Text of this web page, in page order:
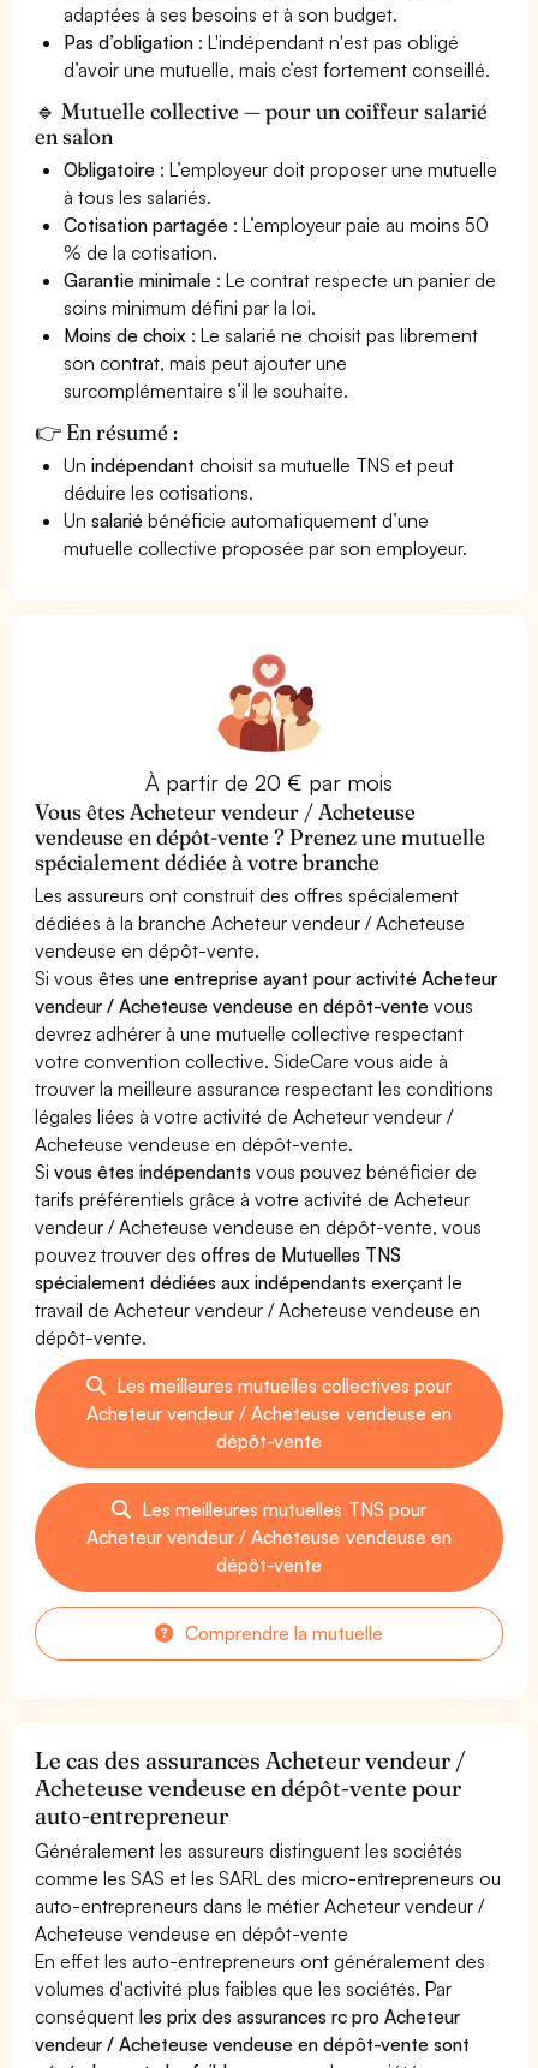
adaptées à ses besoins et à son budget.
Pas d’obligation : L'indépendant n'est pas obligé
d’avoir une mutuelle, mais c’est fortement conseillé.
🔹 Mutuelle collective — pour un coiffeur salarié
en salon
Obligatoire : L’employeur doit proposer une mutuelle
à tous les salariés.
Cotisation partagée : L’employeur paie au moins 50
% de la cotisation.
Garantie minimale : Le contrat respecte un panier de
soins minimum défini par la loi.
Moins de choix : Le salarié ne choisit pas librement
son contrat, mais peut ajouter une
surcomplémentaire s’il le souhaite.
👉 En résumé :
Unindépendant choisit sa mutuelle TNS et peut
déduire les cotisations.
Unsalarié bénéficie automatiquement d’une
mutuelle collective proposée par son employeur.
À partir de 20 € par mois
Vous êtes Acheteur vendeur / Acheteuse
vendeuse en dépôt-vente ? Prenez une mutuelle
spécialement dédiée à votre branche
Les assureurs ont construit des offres spécialement
dédiées à la branche Acheteur vendeur / Acheteuse
vendeuse en dépôt-vente.
Si vous êtesune entreprise ayant pour activité Acheteur
vendeur / Acheteuse vendeuse en dépôt-vente vous
devrez adhérer à une mutuelle collective respectant
votre convention collective. SideCare vous aide à
trouver la meilleure assurance respectant les conditions
légales liées à votre activité de Acheteur vendeur /
Acheteuse vendeuse en dépôt-vente.
Sivous êtes indépendants vous pouvez bénéficier de
tarifs préférentiels grâce à votre activité de Acheteur
vendeur / Acheteuse vendeuse en dépôt-vente, vous
pouvez trouver desoffres de Mutuelles TNS
spécialement dédiées aux indépendants exerçant le
travail de Acheteur vendeur / Acheteuse vendeuse en
dépôt-vente.
Les meilleures mutuelles collectives pour
Acheteur vendeur / Acheteuse vendeuse en
dépôt-vente
Les meilleures mutuelles TNS pour
Acheteur vendeur / Acheteuse vendeuse en
dépôt-vente
Comprendre la mutuelle
Le cas des assurances Acheteur vendeur /
Acheteuse vendeuse en dépôt-vente pour
auto-entrepreneur
Généralement les assureurs distinguent les sociétés
comme les SAS et les SARL des micro-entrepreneurs ou
auto-entrepreneurs dans le métier Acheteur vendeur /
Acheteuse vendeuse en dépôt-vente
En effet les auto-entrepreneurs ont généralement des
volumes d'activité plus faibles que les sociétés. Par
conséquentles prix des assurances rc pro Acheteur
vendeur / Acheteuse vendeuse en dépôt-vente sont